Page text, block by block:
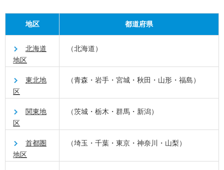
地区 都道府県
北海道
地区
（北海道）
東北地
区
（青森・岩手・宮城・秋田・山形・福島）
関東地
区
（茨城・栃木・群馬・新潟）
首都圏
地区
（埼玉・千葉・東京・神奈川・山梨）